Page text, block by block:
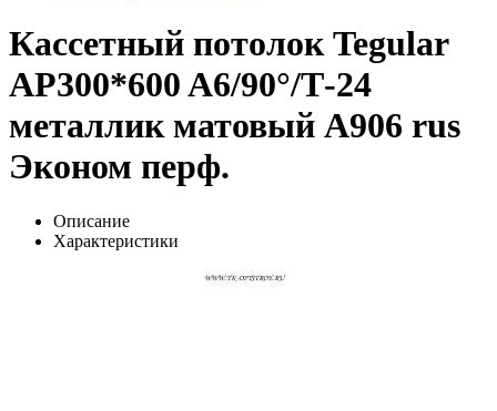
Кассетный потолок Tegular
AP300*600 A6/90°/Т-24
металлик матовый А906 rus
Эконом перф.
Описание
Характеристики